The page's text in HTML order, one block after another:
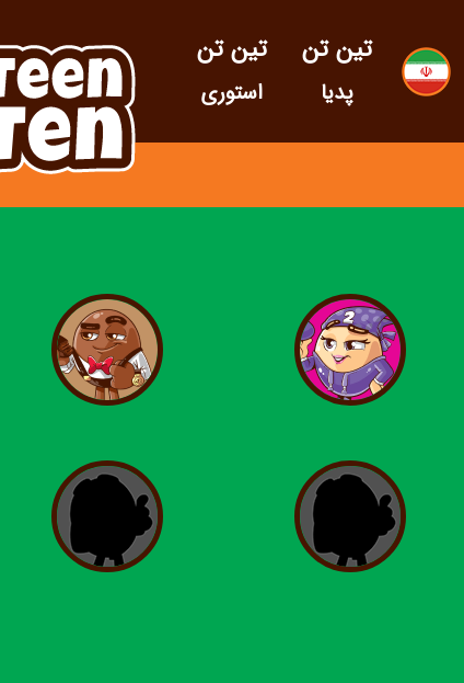
زبان خود را انتخاب کنید
تین تن
پدیا
تین تن
استوری